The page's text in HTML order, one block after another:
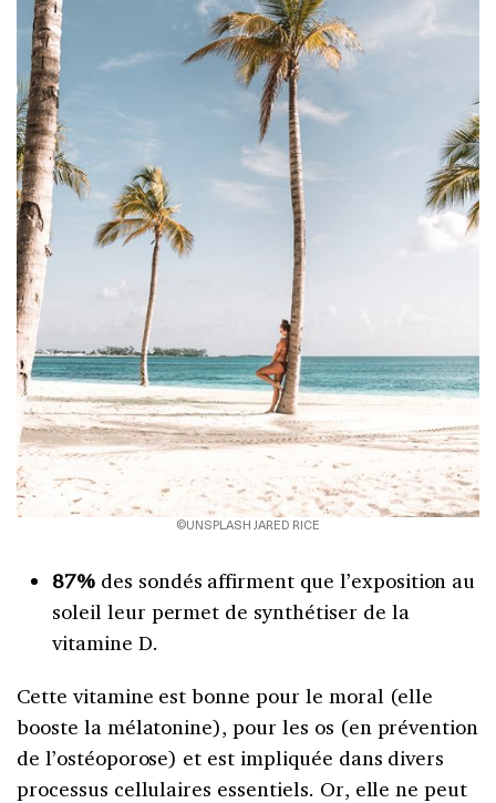
©UNSPLASH JARED RICE
87%des sondés affirment que l’exposition au
soleil leur permet de synthétiser de la
vitamine D.
Cette vitamine est bonne pour le moral (elle
booste la mélatonine), pour les os (en prévention
de l’ostéoporose) et est impliquée dans divers
processus cellulaires essentiels. Or, elle ne peut